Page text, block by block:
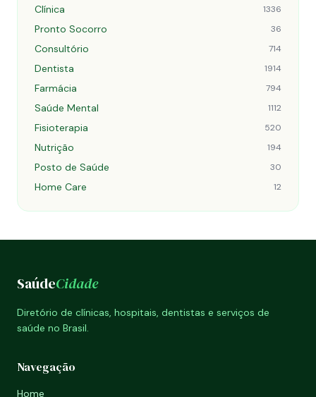
Clínica 1336
Pronto Socorro 36
Consultório 714
Dentista 1914
Farmácia 794
Saúde Mental 1112
Fisioterapia 520
Nutrição 194
Posto de Saúde 30
Home Care 12
SaúdeCidade
Diretório de clínicas, hospitais, dentistas e serviços de
saúde no Brasil.
Navegação
Home